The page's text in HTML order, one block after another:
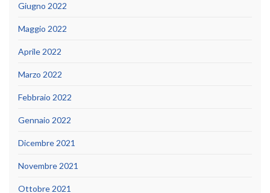
Giugno 2022
Maggio 2022
Aprile 2022
Marzo 2022
Febbraio 2022
Gennaio 2022
Dicembre 2021
Novembre 2021
Ottobre 2021